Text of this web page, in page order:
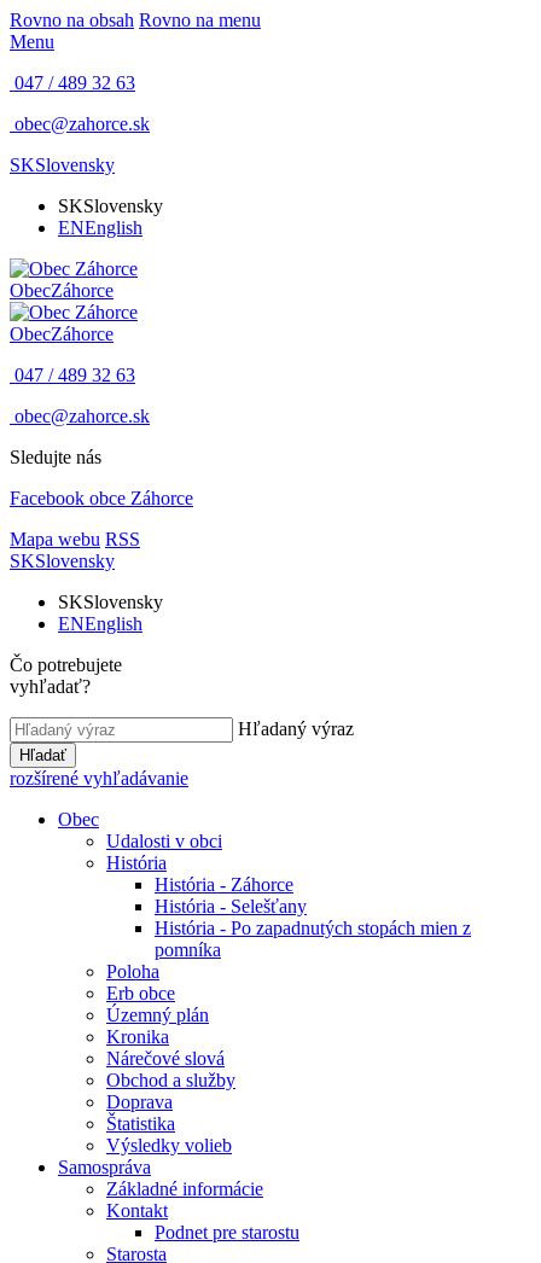
Rovno na obsah Rovno na menu
Menu
047 / 489 32 63
obec@zahorce.sk
SKSlovensky
SKSlovensky
ENEnglish
ObecZáhorce
ObecZáhorce
047 / 489 32 63
obec@zahorce.sk
Sledujte nás
Facebook obce Záhorce
Mapa webu RSS
SKSlovensky
SKSlovensky
ENEnglish
Čo potrebujete
vyhľadať?
Hľadaný výraz
Hľadať
rozšírené vyhľadávanie
Obec
Udalosti v obci
História
História - Záhorce
História - Selešťany
História - Po zapadnutých stopách mien z
pomníka
Poloha
Erb obce
Územný plán
Kronika
Nárečové slová
Obchod a služby
Doprava
Štatistika
Výsledky volieb
Samospráva
Základné informácie
Kontakt
Podnet pre starostu
Starosta